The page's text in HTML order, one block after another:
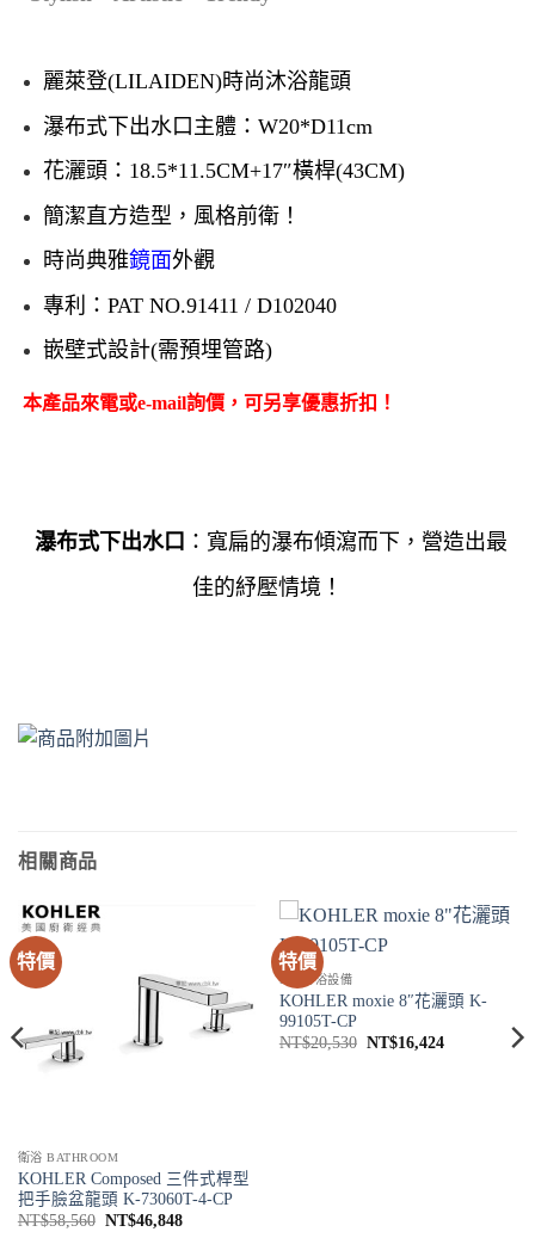
麗萊登(LILAIDEN)時尚沐浴龍頭
瀑布式下出水口主體：W20*D11cm
花灑頭：18.5*11.5CM+17″橫桿(43CM)
簡潔直方造型 ，風格前衛！
時尚典雅鏡面外觀
專利：PAT NO.91411 / D102040
嵌壁式設計(需預埋管路)
本產品來電或e-mail詢價，可另享優惠折扣！
瀑布式下出水口 ：寬扁的瀑布傾瀉而下，營造出最
佳的紓壓情境！
相關商品
特價
衛浴 BATHROOM
KOHLER Composed 三件式桿型
把手臉盆龍頭 K-73060T-4-CP
NT$58,560 原
NT$46,848目
特價
SPA淋浴設備
KOHLER moxie 8″花灑頭 K-
99105T-CP
NT$20,530 原
NT$16,424目